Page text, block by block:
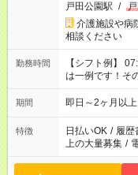
戸田公園駅 /
介護施設や
相談ください
勤務時間
【シフト例】
は一例です！そ
期間 即日～2ヶ月以
特徴 日払いOK / 履歴
上の大量募集 /